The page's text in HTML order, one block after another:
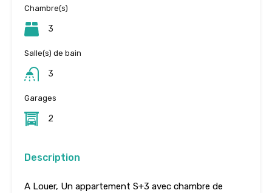
Chambre(s)
3
Salle(s) de bain
3
Garages
2
Description
A Louer, Un appartement S+3 avec chambre de